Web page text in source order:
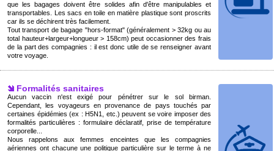
que les bagages doivent être solides afin d'être manipulables et
transportables. Les sacs en toile en matière plastique sont proscrits
car ils se déchirent très facilement.
Tout transport de bagage "hors-format" (généralement > 32kg ou au
total hauteur+largeur+longueur > 158cm) peut occasionner des frais
de la part des compagnies : il est donc utile de se renseigner avant
votre voyage.
Formalités sanitaires
Aucun vaccin n'est exigé pour pénétrer sur le sol birman.
Cependant, les voyageurs en provenance de pays touchés par
certaines épidémies (ex : H5N1, etc.) peuvent se voire imposer des
formalités particulières : formulaire déclaratif, prise de température
corporelle...
Nous rappelons aux femmes enceintes que les compagnies
aériennes ont chacune une politique particulière sur le terme à ne